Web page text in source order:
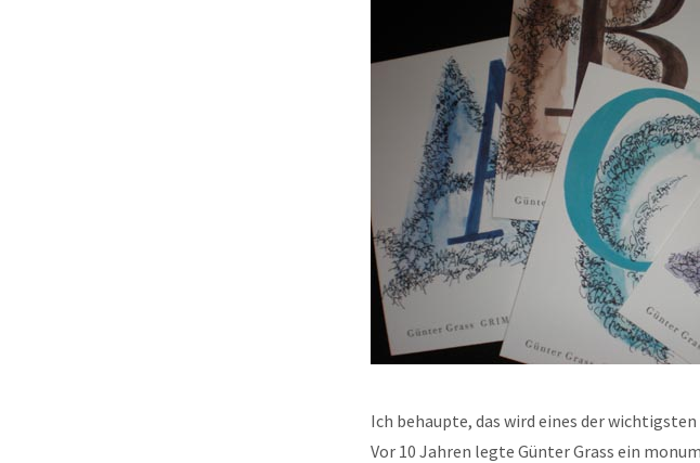
Ich behaupte, das wird eines der wichtigsten
Vor 10 Jahren legte Günter Grass ein